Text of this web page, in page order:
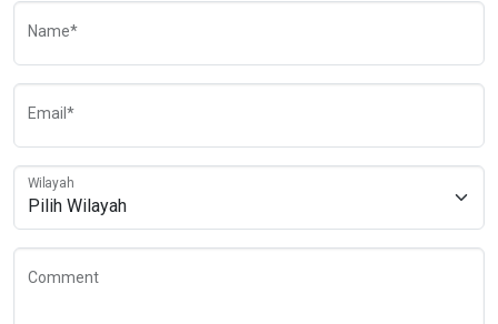
Name*
Email*
Wilayah
Comment